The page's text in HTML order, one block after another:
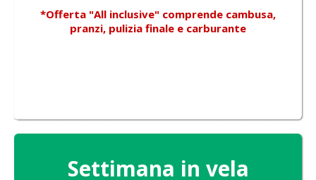
*Offerta "All inclusive" comprende cambusa,
pranzi, pulizia finale e carburante
Settimana in vela